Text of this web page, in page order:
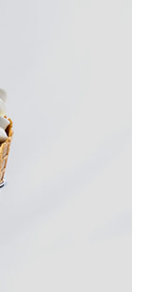
シーポリシー
質問